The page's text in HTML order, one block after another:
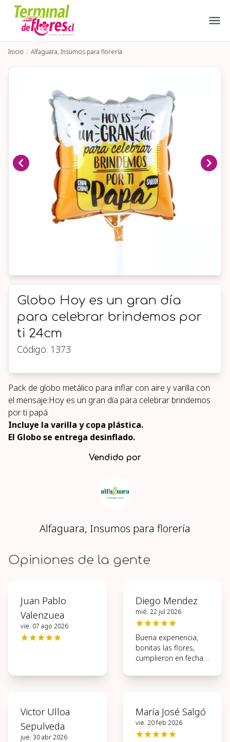
Inicio Alfaguara, Insumos para florería
Globo Hoy es un gran día
para celebrar brindemos por
ti 24cm
Código: 1373
Pack de globo metálico para inflar con aire y varilla con
el mensaje:Hoy es un gran día para celebrar brindemos
por ti papá
Incluye la varilla y copa plástica.
El Globo se entrega desinflado.
Vendido por
Alfaguara, Insumos para florería
Opiniones de la gente
Juan Pablo
Valenzuea
vie. 07 ago 2026
Diego Mendez
mié. 22 jul 2026
Buena experiencia,
bonitas las flores,
cumplieron en fecha y
Victor Ulloa
Sepulveda
jue. 30 abr 2026
María José Salgó
vie. 20 feb 2026